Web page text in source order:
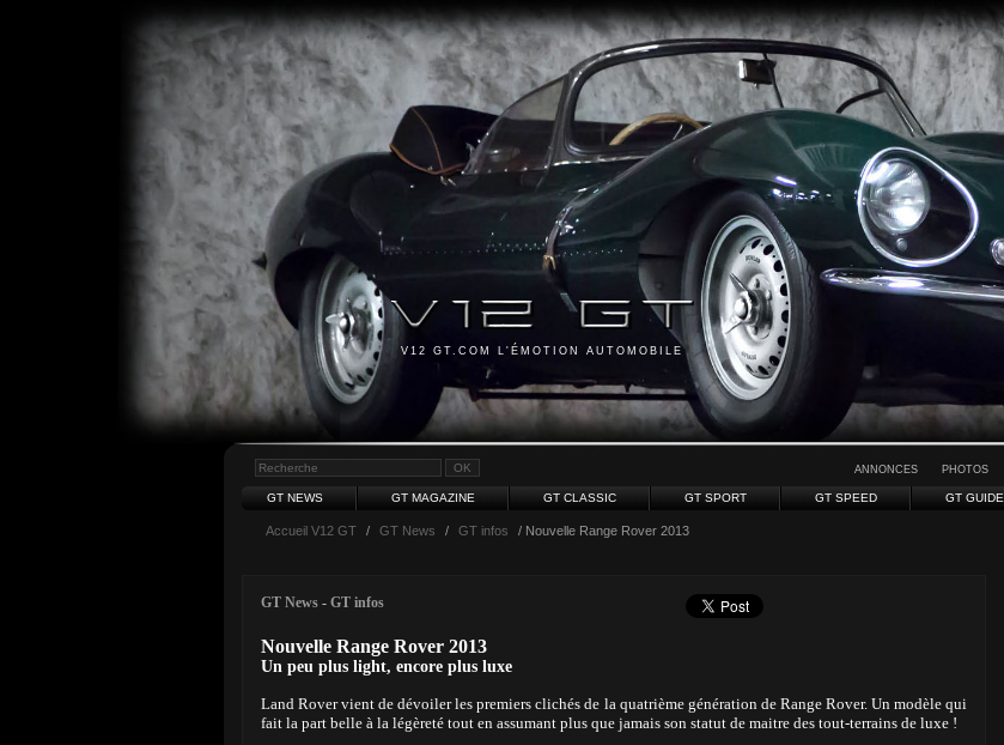
V12 GT.COM L'ÉMOTION AUTOMOBILE
ANNONCES PHOTOS
GT NEWS GT MAGAZINE GT CLASSIC GT SPORT GT SPEED GT GUIDE
Accueil V12 GT / GT News / GT infos / Nouvelle Range Rover 2013
GT News - GT infos
Nouvelle Range Rover 2013
Un peu plus light, encore plus luxe
Land Rover vient de dévoiler les premiers clichés de la quatrième génération de Range Rover. Un modèle qui
fait la part belle à la légèreté tout en assumant plus que jamais son statut de maitre des tout-terrains de luxe !